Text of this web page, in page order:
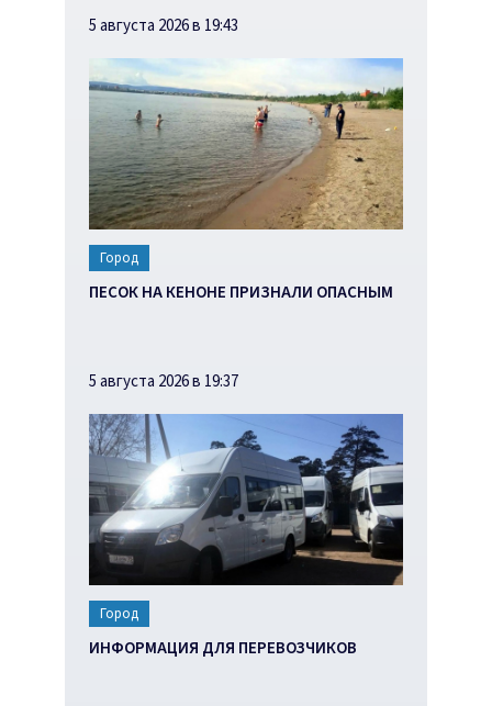
5 августа 2026 в 19:43
Город
ПЕСОК НА КЕНОНЕ ПРИЗНАЛИ ОПАСНЫМ
5 августа 2026 в 19:37
Город
ИНФОРМАЦИЯ ДЛЯ ПЕРЕВОЗЧИКОВ